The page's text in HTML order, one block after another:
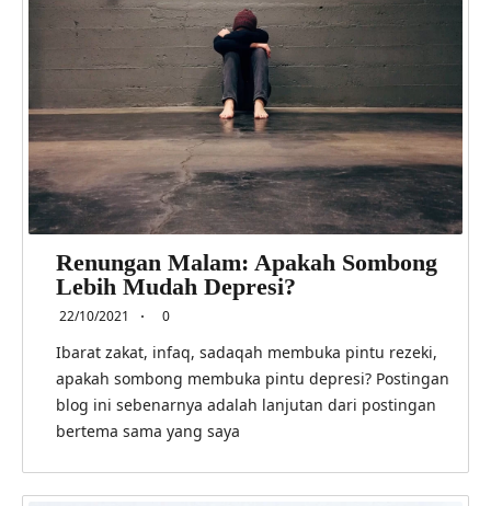
Renungan Malam: Apakah Sombong
Lebih Mudah Depresi?
22/10/2021 0
Ibarat zakat, infaq, sadaqah membuka pintu rezeki,
apakah sombong membuka pintu depresi? Postingan
blog ini sebenarnya adalah lanjutan dari postingan
bertema sama yang saya